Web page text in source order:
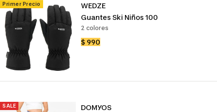
Primer Precio
WEDZE
Guantes Ski Niños 100
2 colores
Precio
$ 990
SALE
DOMYOS